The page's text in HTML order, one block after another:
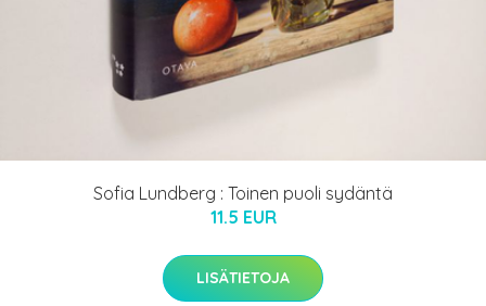
Sofia Lundberg : Toinen puoli sydäntä
11.5 EUR
LISÄTIETOJA